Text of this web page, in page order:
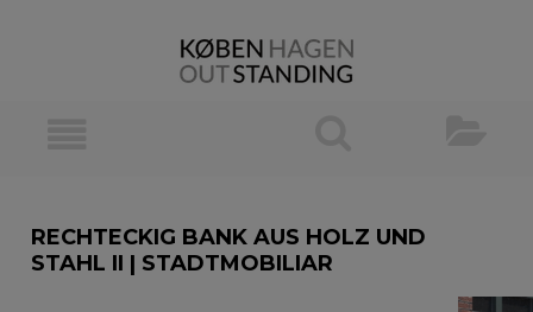
RECHTECKIG BANK AUS HOLZ UND
STAHL II | STADTMOBILIAR